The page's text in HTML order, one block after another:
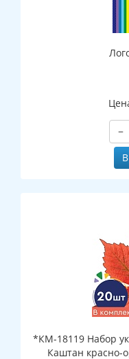
−
*КМ-18119 Набор
Каштан красно-